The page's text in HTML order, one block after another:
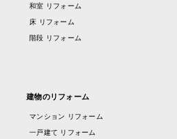
和室 リフォーム
床 リフォーム
階段 リフォーム
建物のリフォーム
マンション リフォーム
一戸建て リフォーム